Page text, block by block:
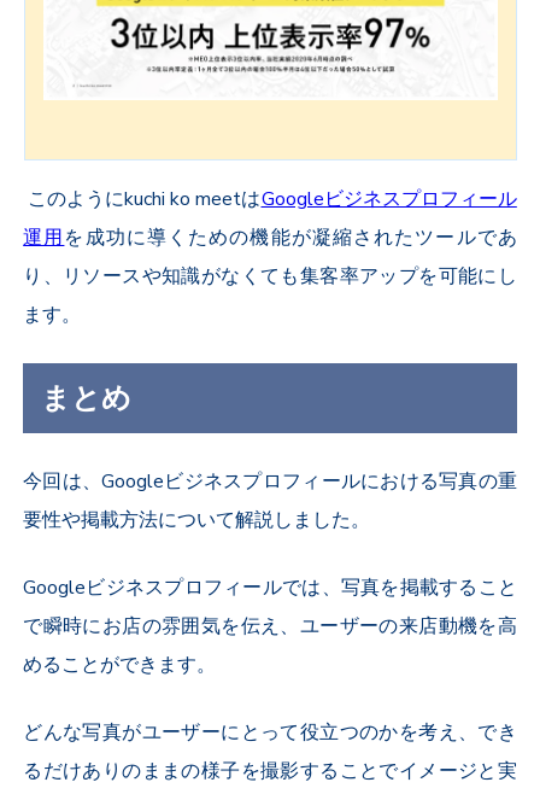
このようにkuchi ko meetはGoogleビジネスプロフィール
運用を成功に導くための機能が凝縮されたツールであ
り、リソースや知識がなくても集客率アップを可能にし
ます。
まとめ
今回は、Googleビジネスプロフィールにおける写真の重
要性や掲載方法について解説しました。
Googleビジネスプロフィールでは、写真を掲載すること
で瞬時にお店の雰囲気を伝え、ユーザーの来店動機を高
めることができます。
どんな写真がユーザーにとって役立つのかを考え、でき
るだけありのままの様子を撮影することでイメージと実